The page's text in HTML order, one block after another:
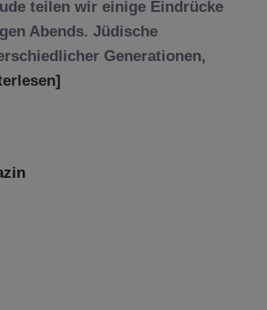
teilen wir einige Eindrücke
Abends. Jüdische
Generationen,